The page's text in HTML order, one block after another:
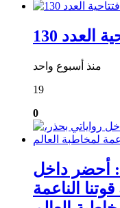
العدد 130
منذ أسبوع واحد
19
0
أحضر داخل
الناعمة